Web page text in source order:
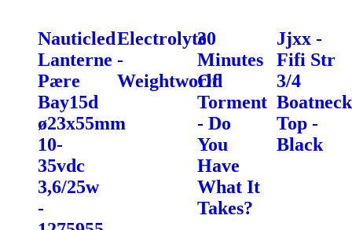
Nauticled
Lanterne
Pære
Bay15d
ø23x55mm
10-
35vdc
3,6/25w
-
Electrolyte
-
Weightworld
30
Minutes
Of
Torment
- Do
You
Have
What It
Takes?
Jjxx -
Fifi Str
3/4
Boatneck
Top -
Black